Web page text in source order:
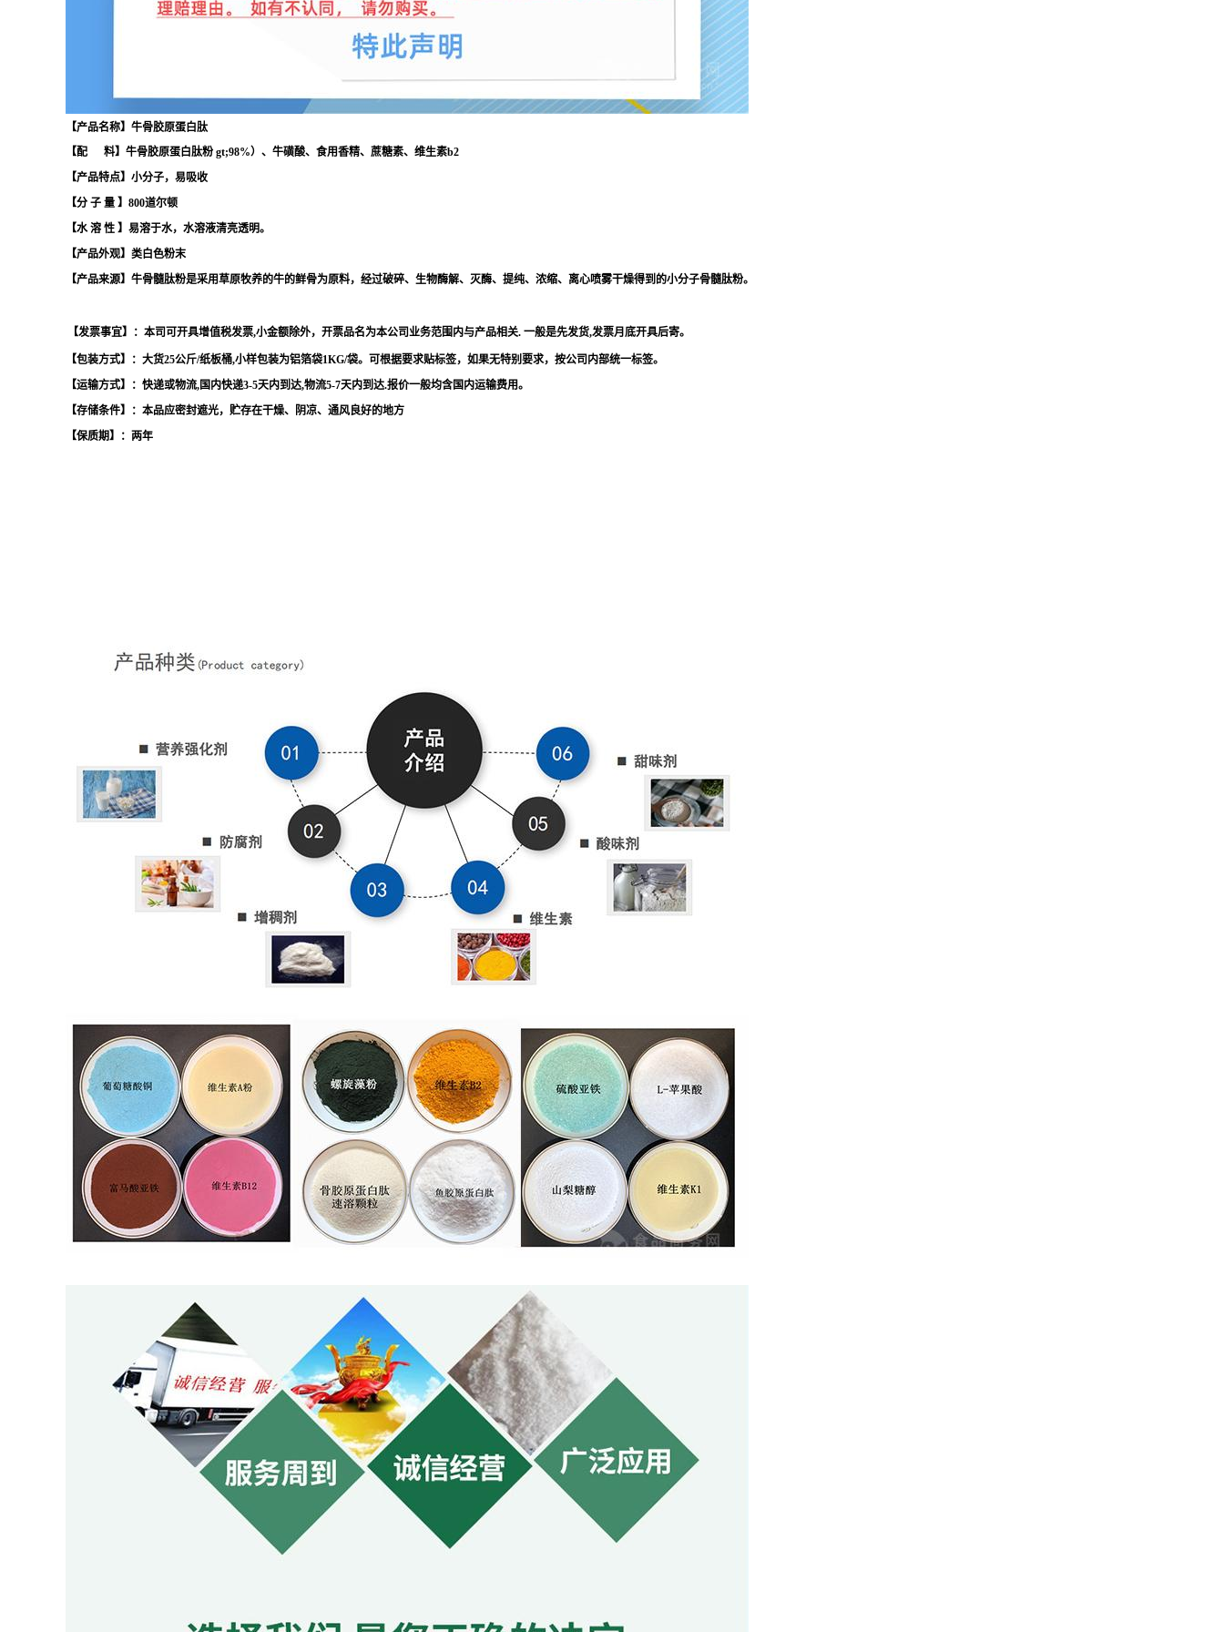
【产品名称】牛骨胶原蛋白肽
【配 料】牛骨胶原蛋白肽粉 gt;98%）、牛磺酸、食用香精、蔗糖素、维生素b2
【产品特点】小分子，易吸收
【分 子 量 】800道尔顿
【水 溶 性 】易溶于水，水溶液清亮透明。
【产品外观】类白色粉末
【产品来源】牛骨髓肽粉是采用草原牧养的牛的鲜骨为原料，经过破碎、生物酶解、灭酶、提纯、浓缩、离心喷雾干燥得到的小分子骨髓肽粉。
【发票事宜】：本司可开具增值税发票,小金额除外，开票品名为本公司业务范围内与产品相关. 一般是先发货,发票月底开具后寄。
【包装方式】：大货25公斤/纸板桶,小样包装为铝箔袋1KG/袋。可根据要求贴标签，如果无特别要求，按公司内部统一标签。
【运输方式】：快递或物流,国内快递3-5天内到达,物流5-7天内到达.报价一般均含国内运输费用。
【存储条件】：本品应密封遮光，贮存在干燥、阴凉、通风良好的地方
【保质期】：两年